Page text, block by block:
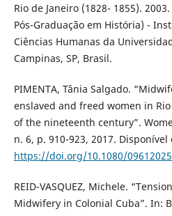
Rio de Janeiro (1828- 1855).
Pós-Graduação em História) -
Ciências Humanas da
Campinas, SP, Brasil.
PIMENTA, Tânia Salgado.
enslaved and freed women in
of the nineteenth century”.
n. 6, p. 910-923, 2017. Disponível
https://doi.org/10.1080/
REID-VASQUEZ, Michele.
Midwifery in Colonial Cuba”. In: